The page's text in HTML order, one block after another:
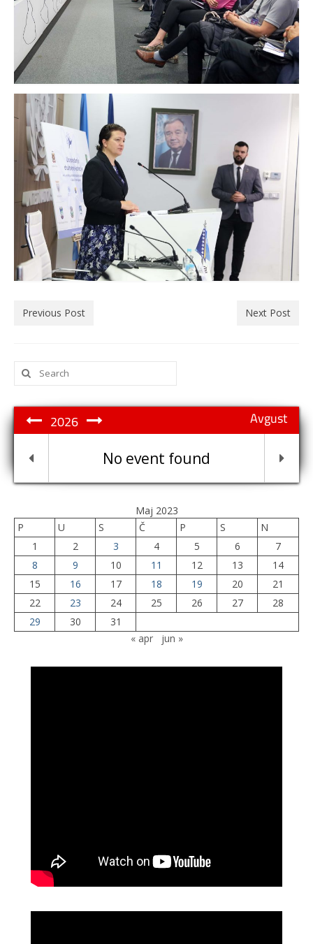
Previous Post Next Post
Search
for:
Avgust
2026
No event found
Maj 2023
P
U S Č P S
N
1
2 3 4 5 6
7
8
9 10 11 12 13
14
15
16 17 18 19 20
21
22
23 24 25 26 27
28
29
30
31
« apr
jun »